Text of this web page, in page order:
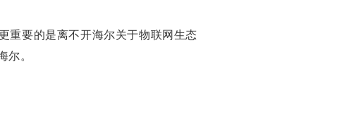
重要的是离不开海尔关于物联网生态
尔。